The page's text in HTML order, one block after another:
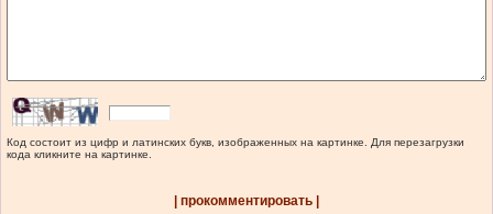
Код состоит из цифр и латинских букв, изображенных на картинке. Для перезагрузки
кода кликните на картинке.
| прокомментировать |